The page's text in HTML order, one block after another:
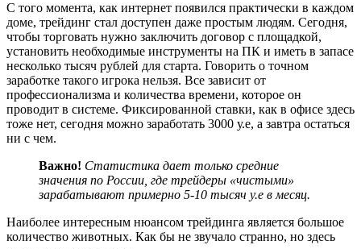
С того момента, как интернет появился практически в каждом
доме, трейдинг стал доступен даже простым людям. Сегодня,
чтобы торговать нужно заключить договор с площадкой,
установить необходимые инструменты на ПК и иметь в запасе
несколько тысяч рублей для старта. Говорить о точном
заработке такого игрока нельзя. Все зависит от
профессионализма и количества времени, которое он
проводит в системе. Фиксированной ставки, как в офисе здесь
тоже нет, сегодня можно заработать 3000 у.е, а завтра остаться
ни с чем.
Важно! Статистика дает только средние
значения по России, где трейдеры «чистыми»
зарабатывают примерно 5-10 тысяч у.е в месяц.
Наиболее интересным нюансом трейдинга является большое
количество животных. Как бы не звучало странно, но здесь